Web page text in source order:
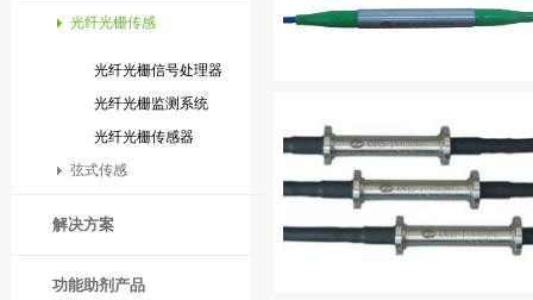
光纤光栅传感
光纤光栅信号处理器
光纤光栅监测系统
光纤光栅传感器
弦式传感
解决方案
功能助剂产品